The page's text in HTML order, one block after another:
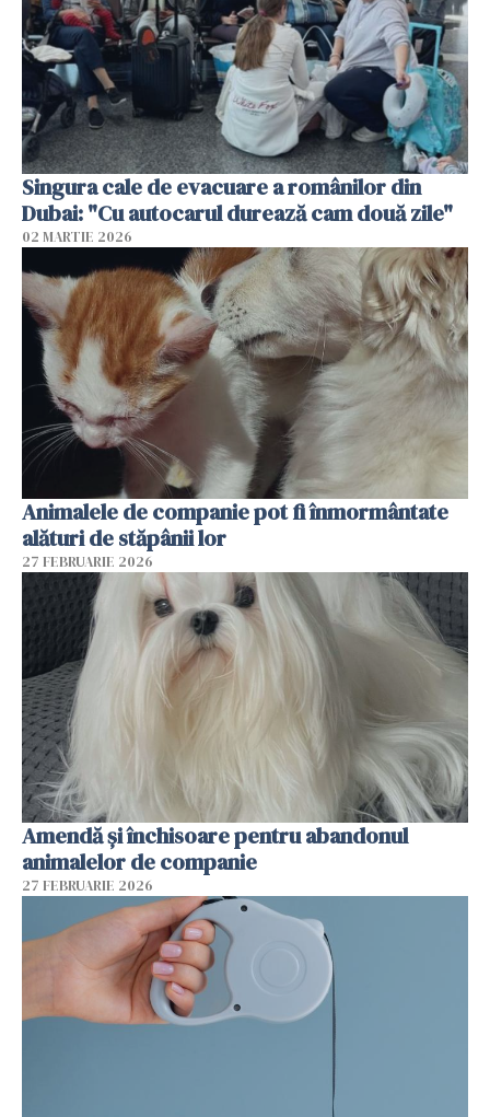
Singura cale de evacuare a românilor din
Dubai: "Cu autocarul durează cam două zile"
02 MARTIE 2026
Animalele de companie pot fi înmormântate
alături de stăpânii lor
27 FEBRUARIE 2026
Amendă și închisoare pentru abandonul
animalelor de companie
27 FEBRUARIE 2026